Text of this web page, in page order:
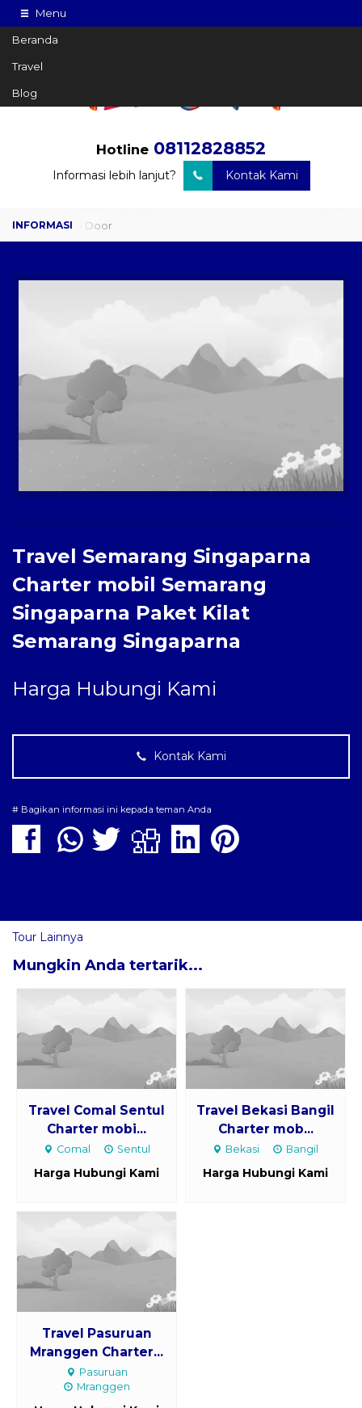
Menu
Beranda
Travel
Blog
Hotline 08112828852
Informasi lebih lanjut? Kontak Kami
Travel Door to Door
Paket Kilat
Pengiriman Barang
Travel Semarang Singaparna
Charter mobil Semarang
Singaparna Paket Kilat
Semarang Singaparna
Harga Hubungi Kami
Kontak Kami
# Bagikan informasi ini kepada teman Anda
Tour Lainnya
Mungkin Anda tertarik...
Travel Comal Sentul
Charter mobi...
Comal Sentul
Harga Hubungi Kami
Travel Bekasi Bangil
Charter mob...
Bekasi Bangil
Harga Hubungi Kami
Travel Pasuruan
Mranggen Charter...
Pasuruan
Mranggen